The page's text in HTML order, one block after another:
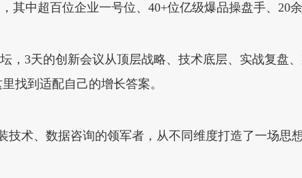
其中超百位企业一号位、40+位亿级爆品操盘手、20
，3天的创新会议从顶层战略、技术底层、实战复盘
找到适配自己的增长答案。
术、数据咨询的领军者，从不同维度打造了一场思想